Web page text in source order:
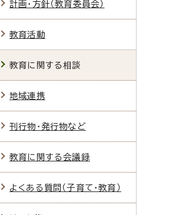
計画・方針（教育委員会）
教育活動
教育に関する相談
地域連携
刊行物・発行物など
教育に関する会議録
よくある質問（子育て・教育）